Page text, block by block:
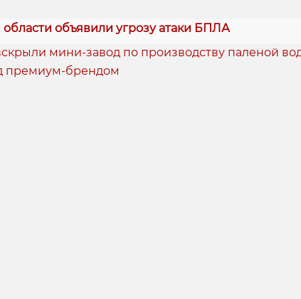
области объявили угрозу атаки БПЛА